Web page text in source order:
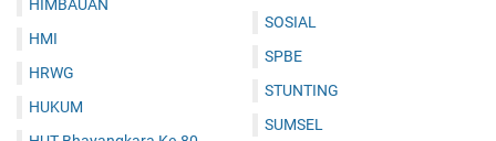
HIMBAUAN
HMI
HRWG
HUKUM
SOSIAL
SPBE
STUNTING
SUMSEL